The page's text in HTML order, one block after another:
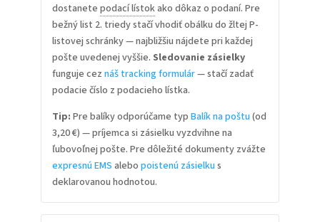
dostanete podací lístokako dôkaz o podaní. Pre
bežný list 2. triedy stačí vhodiť obálku do žltej P-
listovej schránky — najbližšiu nájdete pri každej
pošte uvedenej vyššie. Sledovanie zásielky
funguje cez náš tracking formulár— stačí zadať
podacie číslo z podacieho lístka.
Tip: Pre balíky odporúčame typ Balík na poštu (od
3,20 €) — príjemca si zásielku vyzdvihne na
ľubovoľnej pošte. Pre dôležité dokumenty zvážte
expresnú EMS alebo poistenú zásielku s
deklarovanou hodnotou.